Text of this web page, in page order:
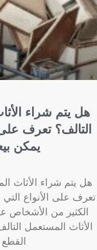
هل يتم شراء
التالف؟ تعرف على
يمكن
هل يتم شراء الأثاث
تعرف على الأنواع
الكثير من الأشخاص
الأثاث المستعمل
القطع